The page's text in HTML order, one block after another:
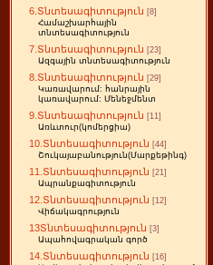
6.Տնտեսագիտություն [8]
Համաշխարհային
տնտեսագիտություն
7.Տնտեսագիտություն [23]
Ազգային տնտեսագիտություն
8.Տնտեսագիտություն [29]
Կառավարում: հանրային
կառավարում: Մենեջմենտ
9.Տնտեսագիտություն [11]
Առևտուր(կոմերցիա)
10.Տնտեսագիտություն [44]
Շուկայաբանություն(Մարքեթինգ)
11.Տնտեսագիտություն [21]
Ապրանքագիտություն
12.Տնտեսագիտություն [12]
Վիճակագրություն
13Տնտեսագիտություն [3]
Ապահովագրական գործ
14.Տնտեսագիտություն [16]